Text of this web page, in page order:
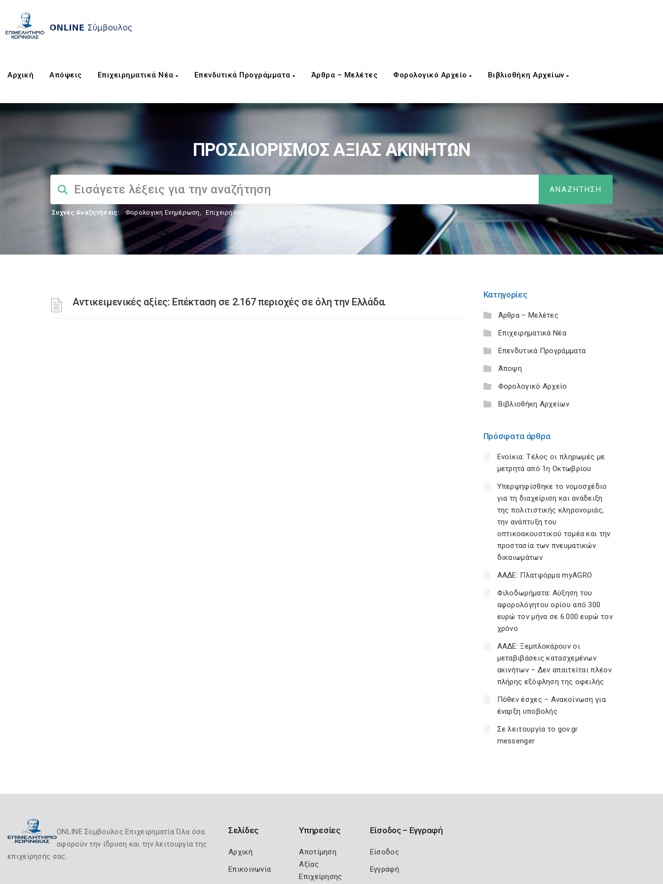
Αρχική Απόψεις Επιχειρηματικά Νέα Επενδυτικά Προγράμματα Άρθρα – Μελέτες Φορολογικό Αρχείο Βιβλιοθήκη Αρχείων
ΠΡΟΣΔΙΟΡΙΣΜΟΣ ΑΞΙΑΣ ΑΚΙΝΗΤΩΝ
Συχνές Αναζητήσεις: Φορολογικη Ενημέρωση, Επιχειρήσεις
Αντικειμενικές αξίες: Επέκταση σε 2.167 περιοχές σε όλη την Ελλάδα.
Κατηγορίες
Άρθρα – Μελέτες
Επιχειρηματικά Νέα
Επενδυτικά Προγράμματα
Άποψη
Φορολογικό Αρχείο
Βιβλιοθήκη Αρχείων
Πρόσφατα άρθρα
Ενοίκια: Τέλος οι πληρωμές με
μετρητά από 1η Οκτωβρίου
Υπερψηφίσθηκε το νομοσχέδιο
για τη διαχείριση και ανάδειξη
της πολιτιστικής κληρονομιάς,
την ανάπτυξη του
οπτικοακουστικού τομέα και την
προστασία των πνευματικών
δικαιωμάτων
ΑΑΔΕ: Πλατφόρμα myAGRO
Φιλοδωρήματα: Αύξηση του
αφορολόγητου ορίου από 300
ευρώ τον μήνα σε 6.000 ευρώ τον
χρόνο
ΑΑΔΕ: Ξεμπλοκάρουν οι
μεταβιβάσεις κατασχεμένων
ακινήτων – Δεν απαιτείται πλέον
πλήρης εξόφληση της οφειλής
Πόθεν έσχες – Ανακοίνωση για
έναρξη υποβολής
Σε λειτουργία το gov.gr
messenger
ONLINE Σύμβουλος Επιχειρηματία Όλα όσα
αφορούν την ίδρυση και την λειτουργία της
επιχείρησής σας.
Σελίδες
Αρχική
Επικοινωνία
Υπηρεσίες
Αποτίμηση
Αξίας
Επιχείρησης
Είσοδος – Εγγραφή
Είσοδος
Εγγραφή